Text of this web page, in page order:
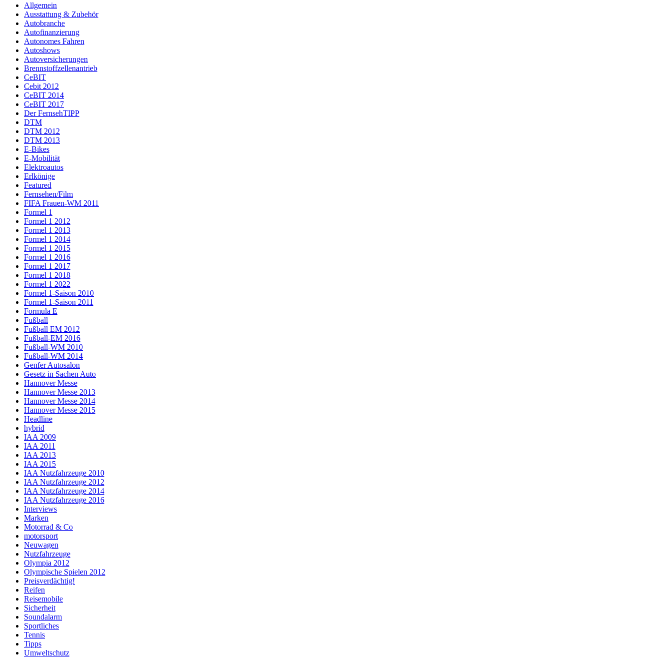
Allgemein
Ausstattung & Zubehör
Autobranche
Autofinanzierung
Autonomes Fahren
Autoshows
Autoversicherungen
Brennstoffzellenantrieb
CeBIT
Cebit 2012
CeBIT 2014
CeBIT 2017
Der FernsehTIPP
DTM
DTM 2012
DTM 2013
E-Bikes
E-Mobilität
Elektroautos
Erlkönige
Featured
Fernsehen/Film
FIFA Frauen-WM 2011
Formel 1
Formel 1 2012
Formel 1 2013
Formel 1 2014
Formel 1 2015
Formel 1 2016
Formel 1 2017
Formel 1 2018
Formel 1 2022
Formel 1-Saison 2010
Formel 1-Saison 2011
Formula E
Fußball
Fußball EM 2012
Fußball-EM 2016
Fußball-WM 2010
Fußball-WM 2014
Genfer Autosalon
Gesetz in Sachen Auto
Hannover Messe
Hannover Messe 2013
Hannover Messe 2014
Hannover Messe 2015
Headline
hybrid
IAA 2009
IAA 2011
IAA 2013
IAA 2015
IAA Nutzfahrzeuge 2010
IAA Nutzfahrzeuge 2012
IAA Nutzfahrzeuge 2014
IAA Nutzfahrzeuge 2016
Interviews
Marken
Motorrad & Co
motorsport
Neuwagen
Nutzfahrzeuge
Olympia 2012
Olympische Spielen 2012
Preisverdächtig!
Reifen
Reisemobile
Sicherheit
Soundalarm
Sportliches
Tennis
Tipps
Umweltschutz